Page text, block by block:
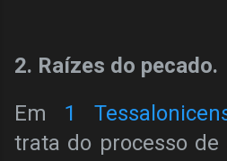
2. Raízes do pecado.
Em 1
trata do processo de